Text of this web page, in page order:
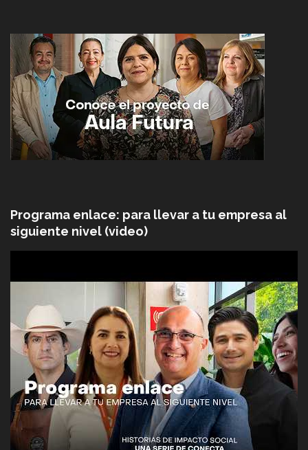
Programa enlace: para llevar a tu empresa al
siguiente nivel (video)